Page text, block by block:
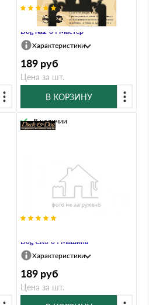
Крючок двухрожковый Duck &
Dog №2-04 Мастер
Характеристики
189 руб
Цена за шт.
В КОРЗИНУ
Dog CR3-04 Машина
В наличии
Характеристики
189 руб
Цена за шт.